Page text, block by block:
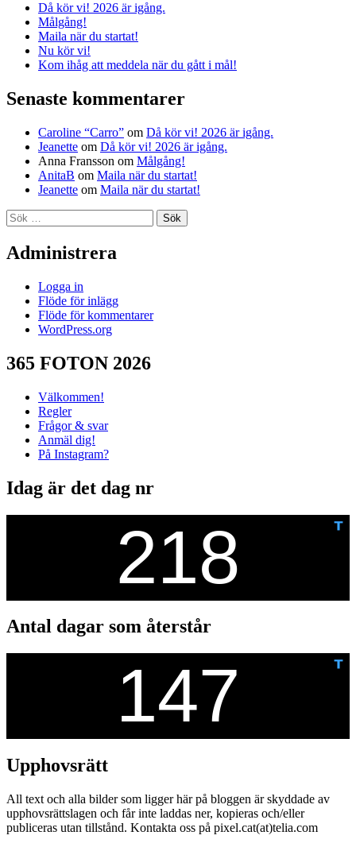
Då kör vi! 2026 är igång.
Målgång!
Maila när du startat!
Nu kör vi!
Kom ihåg att meddela när du gått i mål!
Senaste kommentarer
Caroline “Carro” om Då kör vi! 2026 är igång.
Jeanette om Då kör vi! 2026 är igång.
Anna Fransson om Målgång!
AnitaB om Maila när du startat!
Jeanette om Maila när du startat!
Sök
efter:
Administrera
Logga in
Flöde för inlägg
Flöde för kommentarer
WordPress.org
365 FOTON 2026
Välkommen!
Regler
Frågor & svar
Anmäl dig!
På Instagram?
Idag är det dag nr
Antal dagar som återstår
Upphovsrätt
All text och alla bilder som ligger här på bloggen är skyddade av
upphovsrättslagen och får inte laddas ner, kopieras och/eller
publiceras utan tillstånd. Kontakta oss på pixel.cat(at)telia.com